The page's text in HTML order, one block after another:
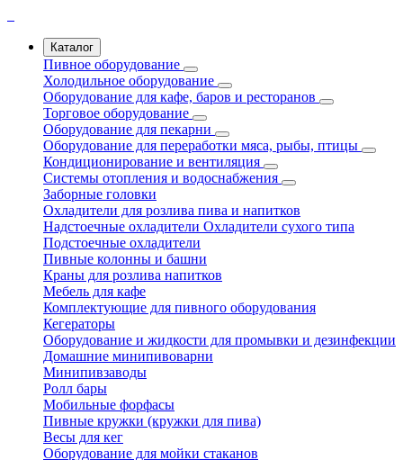
Каталог
Пивное оборудование
Холодильное оборудование
Оборудование для кафе, баров и ресторанов
Торговое оборудование
Оборудование для пекарни
Оборудование для переработки мяса, рыбы, птицы
Кондиционирование и вентиляция
Системы отопления и водоснабжения
Заборные головки
Охладители для розлива пива и напитков
Надстоечные охладители Охладители сухого типа
Подстоечные охладители
Пивные колонны и башни
Краны для розлива напитков
Мебель для кафе
Комплектующие для пивного оборудования
Кегераторы
Оборудование и жидкости для промывки и дезинфекции
Домашние минипивоварни
Минипивзаводы
Ролл бары
Мобильные форфасы
Пивные кружки (кружки для пива)
Весы для кег
Оборудование для мойки стаканов